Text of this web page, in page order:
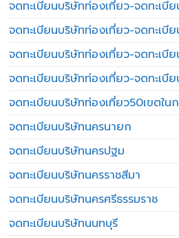
จดทะเบียนบริษัทท่องเที่ยว-จดทะเบี
จดทะเบียนบริษัทท่องเที่ยว-จดทะเบี
จดทะเบียนบริษัทท่องเที่ยว-จดทะเบี
จดทะเบียนบริษัทท่องเที่ยว-จดทะเบี
จดทะเบียนบริษัทท่องเที่ยว50เขตใน
จดทะเบียนบริษัทนครนายก
จดทะเบียนบริษัทนครปฐม
จดทะเบียนบริษัทนครราชสีมา
จดทะเบียนบริษัทนครศรีธรรมราช
จดทะเบียนบริษัทนนทบุรี